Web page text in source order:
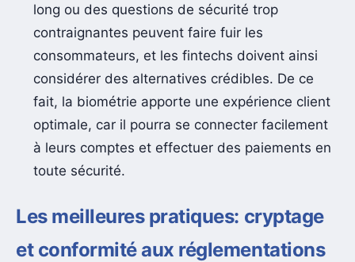
long ou des questions de sécurité trop
contraignantes peuvent faire fuir les
consommateurs, et les fintechs doivent ainsi
considérer des alternatives crédibles. De ce
fait, la biométrie apporte une expérience client
optimale, car il pourra se connecter facilement
à leurs comptes et effectuer des paiements en
toute sécurité.
Les meilleures pratiques: cryptage
et conformité aux réglementations